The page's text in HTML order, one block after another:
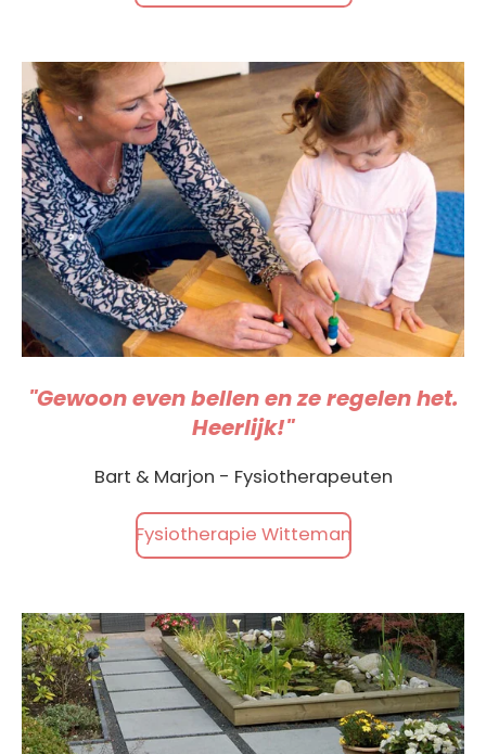
"Gewoon even bellen en ze regelen het.
Heerlijk!"
Bart & Marjon - Fysiotherapeuten
Fysiotherapie Witteman